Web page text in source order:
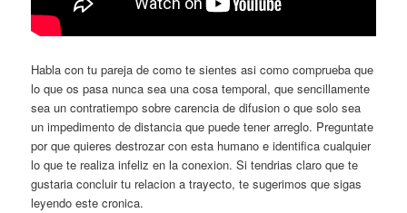
Habla con tu pareja de como te sientes asi como comprueba que
lo que os pasa nunca sea una cosa temporal, que sencillamente
sea un contratiempo sobre carencia de difusion o que solo sea
un impedimento de distancia que puede tener arreglo. Preguntate
por que quieres destrozar con esta humano e identifica cualquier
lo que te realiza infeliz en la conexion. Si tendrias claro que te
gustaria concluir tu relacion a trayecto, te sugerimos que sigas
leyendo este cronica.